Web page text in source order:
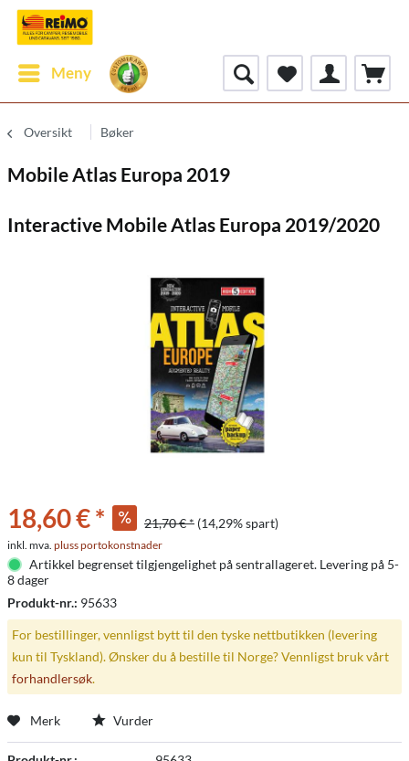
Meny
Oversikt Bøker
Mobile Atlas Europa 2019
Interactive Mobile Atlas Europa 2019/2020
18,60 € * 21,70 € * (14,29% spart)
inkl. mva. pluss portokonstnader
Artikkel begrenset tilgjengelighet på sentrallageret. Levering på 5-
8 dager
Produkt-nr.: 95633
For bestillinger, vennligst bytt til den tyske nettbutikken (levering
kun til Tyskland). Ønsker du å bestille til Norge? Vennligst bruk vårt
forhandlersøk.
Merk Vurder